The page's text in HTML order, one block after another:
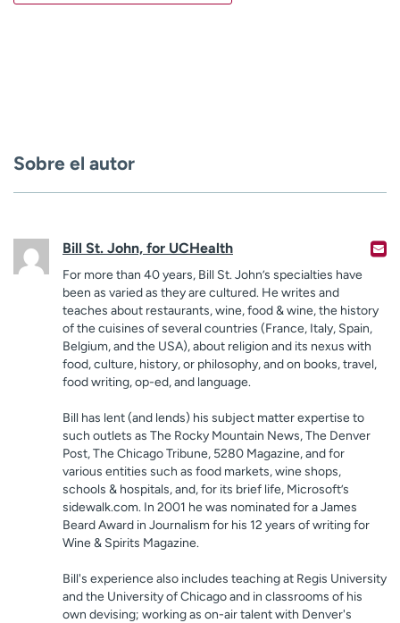
Sobre el autor
Bill St. John, for UCHealth
For more than 40 years, Bill St. John’s specialties have
been as varied as they are cultured. He writes and
teaches about restaurants, wine, food & wine, the history
of the cuisines of several countries (France, Italy, Spain,
Belgium, and the USA), about religion and its nexus with
food, culture, history, or philosophy, and on books, travel,
food writing, op-ed, and language.
Bill has lent (and lends) his subject matter expertise to
such outlets as The Rocky Mountain News, The Denver
Post, The Chicago Tribune, 5280 Magazine, and for
various entities such as food markets, wine shops,
schools & hospitals, and, for its brief life, Microsoft’s
sidewalk.com. In 2001 he was nominated for a James
Beard Award in Journalism for his 12 years of writing for
Wine & Spirits Magazine.
Bill's experience also includes teaching at Regis University
and the University of Chicago and in classrooms of his
own devising; working as on-air talent with Denver's